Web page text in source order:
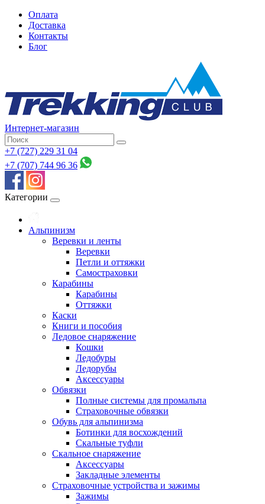
Оплата
Доставка
Контакты
Блог
Интернет-магазин
+7 (727) 229 31 04
+7 (707) 744 96 36
Категории
Альпинизм
Веревки и ленты
Веревки
Петли и оттяжки
Самостраховки
Карабины
Карабины
Оттяжки
Каски
Книги и пособия
Ледовое снаряжение
Кошки
Ледобуры
Ледорубы
Аксессуары
Обвязки
Полные системы для промальпа
Страховочные обвязки
Обувь для альпинизма
Ботинки для восхождений
Скальные туфли
Скальное снаряжение
Аксессуары
Закладные элементы
Страховочные устройства и зажимы
Зажимы